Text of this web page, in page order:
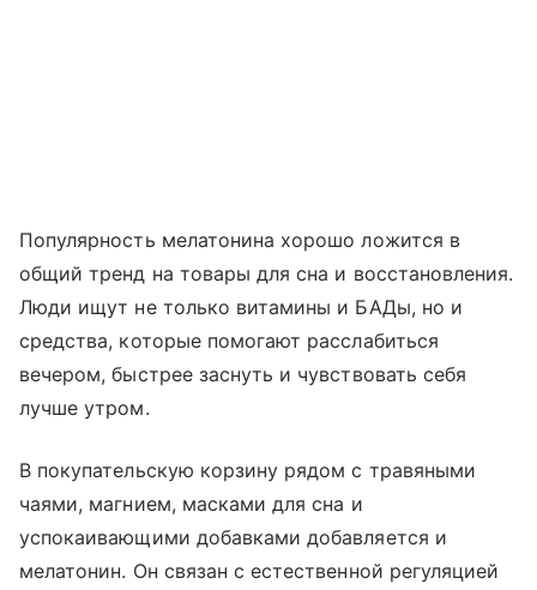
Популярность мелатонина хорошо ложится в
общий тренд на товары для сна и восстановления.
Люди ищут не только витамины и БАДы, но и
средства, которые помогают расслабиться
вечером, быстрее заснуть и чувствовать себя
лучше утром.
В покупательскую корзину рядом с травяными
чаями, магнием, масками для сна и
успокаивающими добавками добавляется и
мелатонин. Он связан с естественной регуляцией